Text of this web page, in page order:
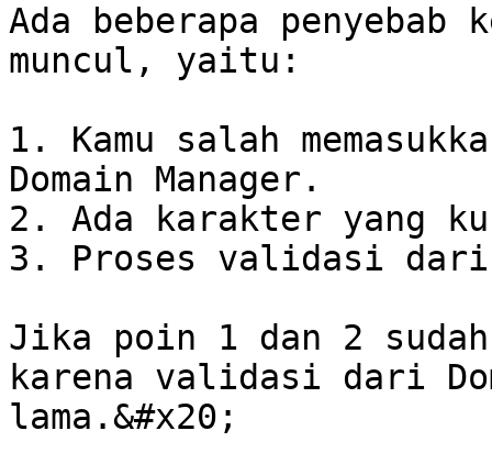
Ada beberapa
muncul, yaitu:
1. Kamu salah
Domain Manager.
2. Ada karakter yang
3. Proses validasi dari
Jika poin 1 dan 2 sudah
karena validasi dari
lama.&#x20;